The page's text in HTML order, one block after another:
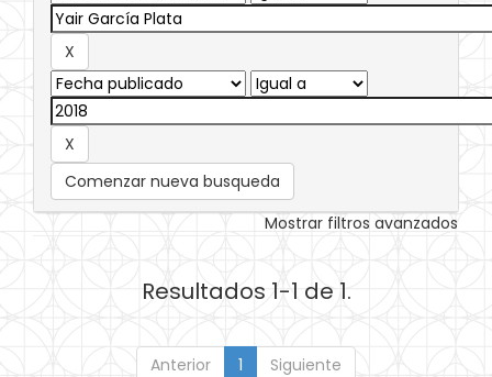
Comenzar nueva busqueda
Mostrar filtros avanzados
Resultados 1-1 de 1.
Anterior 1 Siguiente